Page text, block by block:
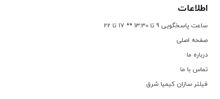
اطلاعات
ساعت پاسخگویی 9 تا 13:30 ** 17 تا 22
صفحه اصلی
درباره ما
تماس با ما
فیلتر سازان کیمیا شرق